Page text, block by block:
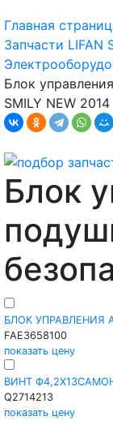
Главная
Запчасти LIFAN
Блок
SMILY NEW 2014
Блок
БЛОК УПРАВЛЕНИЯ
FAE3658100
показать цену
ВИНТ
Q2714213
показать цену